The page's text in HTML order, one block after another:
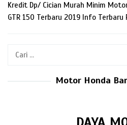
Kredit Dp/ Cician Murah Minim
GTR 150 Terbaru 2019 Info Terbaru
Cari
Motor Honda